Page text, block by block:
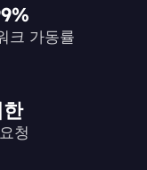
크 가동률
청